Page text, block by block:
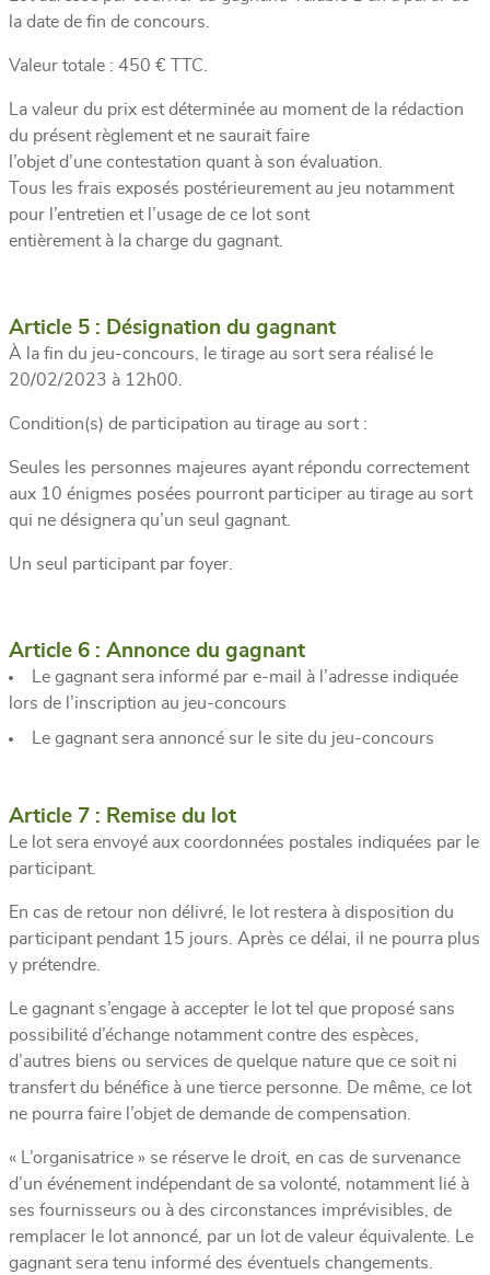
la date de fin de concours.
Valeur totale : 450 € TTC.
La valeur du prix est déterminée au moment de la rédaction
du présent règlement et ne saurait faire
l’objet d’une contestation quant à son évaluation.
Tous les frais exposés postérieurement au jeu notamment
pour l’entretien et l’usage de ce lot sont
entièrement à la charge du gagnant.
Article 5 : Désignation du gagnant
À la fin du jeu-concours, le tirage au sort sera réalisé le
20/02/2023 à 12h00.
Condition(s) de participation au tirage au sort :
Seules les personnes majeures ayant répondu correctement
aux 10 énigmes posées pourront participer au tirage au sort
qui ne désignera qu’un seul gagnant.
Un seul participant par foyer.
Article 6 : Annonce du gagnant
Le gagnant sera informé par e-mail à l’adresse indiquée
lors de l’inscription au jeu-concours
Le gagnant sera annoncé sur le site du jeu-concours
Article 7 : Remise du lot
Le lot sera envoyé aux coordonnées postales indiquées par le
participant.
En cas de retour non délivré, le lot restera à disposition du
participant pendant 15 jours. Après ce délai, il ne pourra plus
y prétendre.
Le gagnant s’engage à accepter le lot tel que proposé sans
possibilité d’échange notamment contre des espèces,
d’autres biens ou services de quelque nature que ce soit ni
transfert du bénéfice à une tierce personne. De même, ce lot
ne pourra faire l’objet de demande de compensation.
« L’organisatrice » se réserve le droit, en cas de survenance
d’un événement indépendant de sa volonté, notamment lié à
ses fournisseurs ou à des circonstances imprévisibles, de
remplacer le lot annoncé, par un lot de valeur équivalente. Le
gagnant sera tenu informé des éventuels changements.